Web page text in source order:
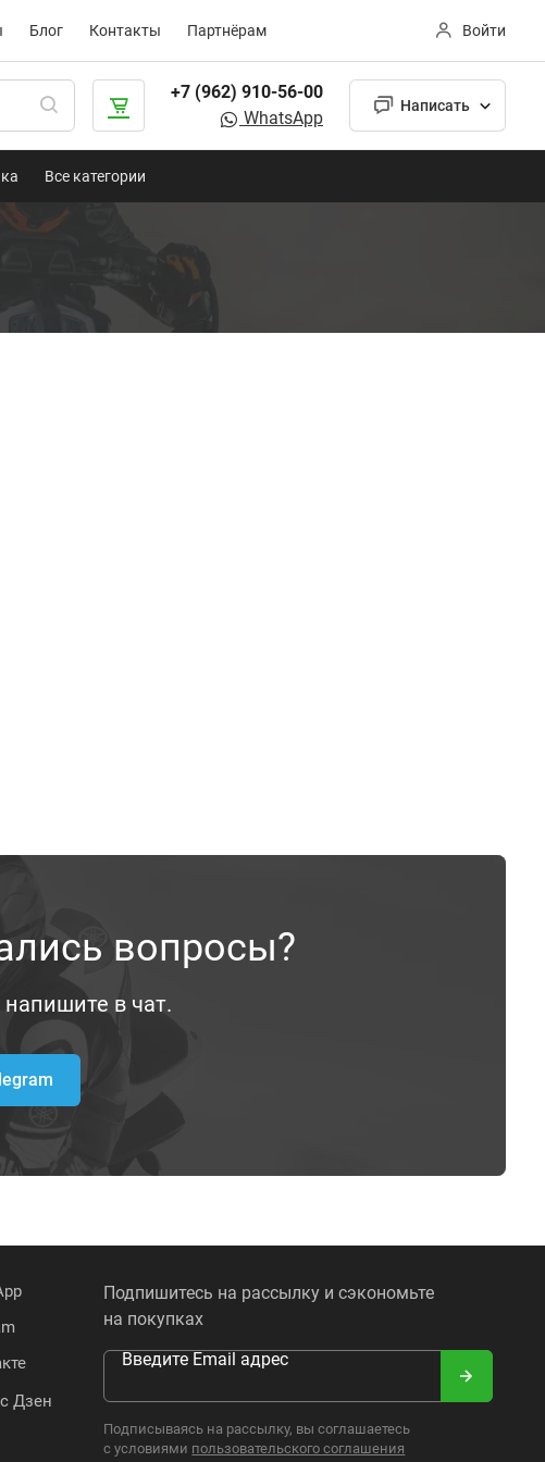
Блог Контакты Партнёрам Войти
+7 (962) 910-56-00
WhatsApp
Написать
Все категории
вопросы?
в чат.
Дзен
Подпишитесь на рассылку и сэкономьте
на покупках
Введите Email адрес
Подписываясь на рассылку, вы соглашаетесь
с условиями пользовательского соглашения